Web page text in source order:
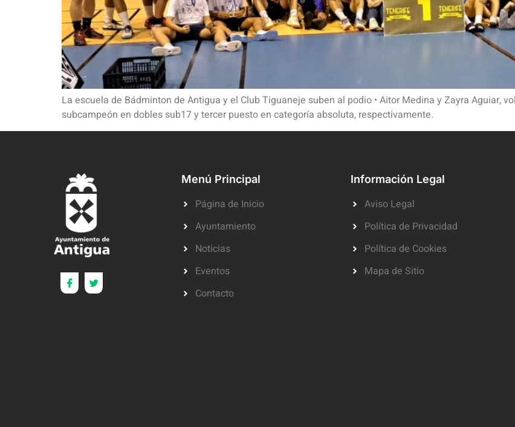
La escuela de Bádminton de Antigua y el Club Tiguaneje suben al podio • Aitor Medina y Zayra Aguiar,
subcampeón en dobles sub17 y tercer puesto en categoría absoluta, respectivamente.
Menú Principal
Página de Inicio
Ayuntamiento
Noticias
Eventos
Contacto
Información Legal
Aviso Legal
Política de Privacidad
Política de Cookies
Mapa de Sitio